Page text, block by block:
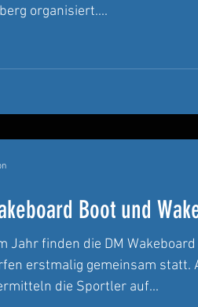
organisiert....
Boot und
Jahr finden die DM
erstmalig gemeinsam statt.
die Sportler auf...